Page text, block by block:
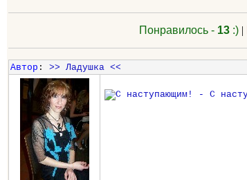
Понравилось - 13:)|
Автор :>> Ладушка <<